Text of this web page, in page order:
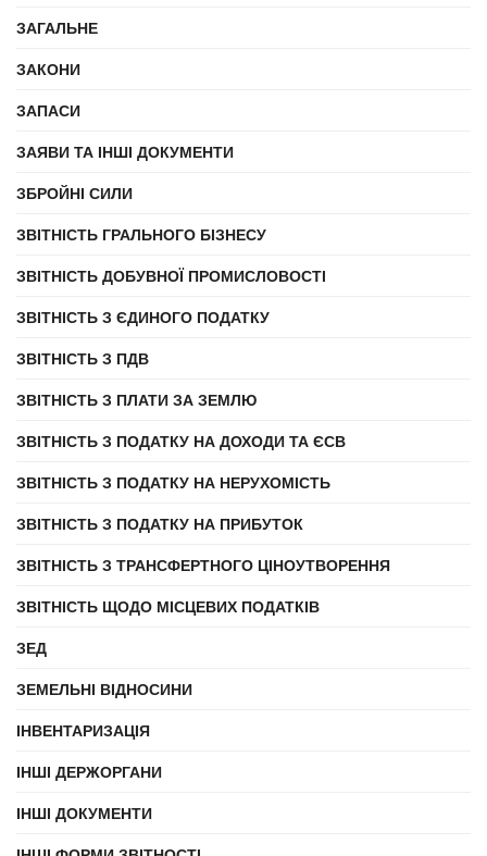
ЗАГАЛЬНЕ
ЗАКОНИ
ЗАПАСИ
ЗАЯВИ ТА ІНШІ ДОКУМЕНТИ
ЗБРОЙНІ СИЛИ
ЗВІТНІСТЬ ГРАЛЬНОГО БІЗНЕСУ
ЗВІТНІСТЬ ДОБУВНОЇ ПРОМИСЛОВОСТІ
ЗВІТНІСТЬ З ЄДИНОГО ПОДАТКУ
ЗВІТНІСТЬ З ПДВ
ЗВІТНІСТЬ З ПЛАТИ ЗА ЗЕМЛЮ
ЗВІТНІСТЬ З ПОДАТКУ НА ДОХОДИ ТА ЄСВ
ЗВІТНІСТЬ З ПОДАТКУ НА НЕРУХОМІСТЬ
ЗВІТНІСТЬ З ПОДАТКУ НА ПРИБУТОК
ЗВІТНІСТЬ З ТРАНСФЕРТНОГО ЦІНОУТВОРЕННЯ
ЗВІТНІСТЬ ЩОДО МІСЦЕВИХ ПОДАТКІВ
ЗЕД
ЗЕМЕЛЬНІ ВІДНОСИНИ
ІНВЕНТАРИЗАЦІЯ
ІНШІ ДЕРЖОРГАНИ
ІНШІ ДОКУМЕНТИ